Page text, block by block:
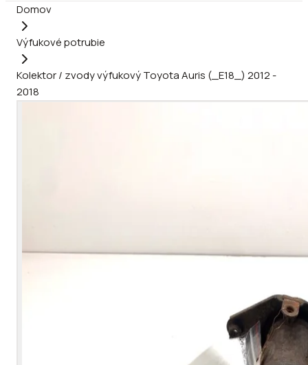
Domov
Výfukové potrubie
Kolektor / zvody výfukový Toyota Auris (_E18_) 2012 -
2018